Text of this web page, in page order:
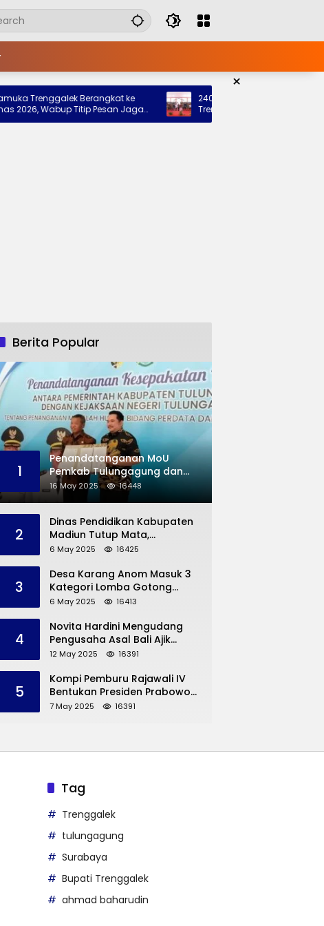
×
Trenggalek Berangkat ke
Wabup Titip Pesan Jaga
240 Siswa Siap Tempati Sekolah
Trenggalek, Pemkab: Bukti Nyata
Hadir untuk Anak Kurang Mampu
Berita Popular
1
Penandatanganan MoU
Pemkab Tulungagung dan
Kejaksaan Negeri
16 May 2025 16448
2
Dinas Pendidikan Kabupaten
Madiun Tutup Mata,
Bangunan SD Roboh Kades
Dana Pribadi
6 May 2025 16425
3
Desa Karang Anom Masuk 3
Kategori Lomba Gotong
Royong Provinsi Jatim, Ini
Trenggalek
6 May 2025 16413
4
Novita Hardini Mengudang
Pengusaha Asal Bali Ajik
Krisna, Berbagi Ilmu
dan UMKM Trenggalek
12 May 2025 16391
5
Kompi Pemburu Rajawali IV
Bentukan Presiden Prabowo
Reuni
7 May 2025 16391
Tag
Trenggalek
tulungagung
Surabaya
Bupati Trenggalek
ahmad baharudin